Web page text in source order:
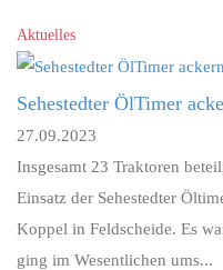
Aktuelles
Sehestedter ÖlTimer
27.09.2023
Insgesamt 23 Traktoren
Einsatz der Sehestedter
Koppel in Feldscheide. Es
ging im Wesentlichen ums...